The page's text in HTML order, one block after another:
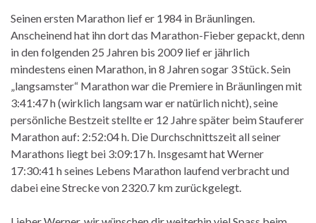
Seinen ersten Marathon lief er 1984 in Bräunlingen.
Anscheinend hat ihn dort das Marathon-Fieber gepackt, denn
in den folgenden 25 Jahren bis 2009 lief er jährlich
mindestens einen Marathon, in 8 Jahren sogar 3 Stück. Sein
„langsamster“ Marathon war die Premiere in Bräunlingen mit
3:41:47 h (wirklich langsam war er natürlich nicht), seine
persönliche Bestzeit stellte er 12 Jahre später beim Stauferer
Marathon auf: 2:52:04 h. Die Durchschnittszeit all seiner
Marathons liegt bei 3:09:17 h. Insgesamt hat Werner
17:30:41 h seines Lebens Marathon laufend verbracht und
dabei eine Strecke von 2320.7 km zurückgelegt.